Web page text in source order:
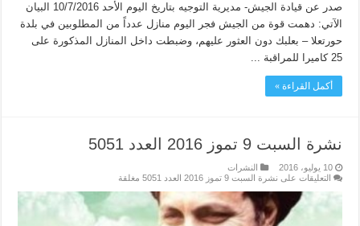
صدر عن قيادة الجيش- مديرية التوجيه بتاريخ اليوم الأحد 10/7/2016 البيان
الآتي: دهمت قوة من الجيش فجر اليوم منازل عدداً من المطلوبين في بلدة
حورتعلا – بعلبك دون العثور عليهم، وضبطت داخل المنازل المذكورة على
25 كاميرا للمراقبة ...
أكمل القراءة »
نشرة السبت 9 تموز 2016 العدد 5051
10 يوليو، 2016
النشرات
التعليقات على نشرة السبت 9 تموز 2016 العدد 5051 مغلقة